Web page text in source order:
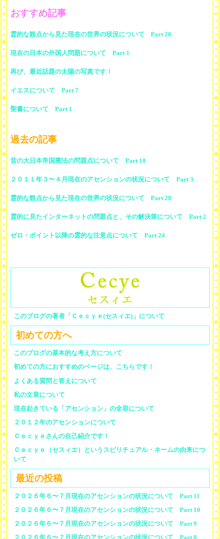
おすすめ記事
霊的な観点から見た現在の世界の状況について Part 20
現在の日本の外国人問題について Part 1
再び、最近話題の太陽の写真です！
イエスについて Part 7
聖書について Part 1
過去の記事
昔の大日本帝国憲法の問題点について Part 18
２０１１年３〜４月現在のアセンションの状況について Part 3
霊的な観点から見た現在の世界の状況について Part 28
霊的に見たインターネットの問題点と、その解決策について Part 2
ゼロ・ポイント以降の霊的な注意点について Part 24
このブログの著者「Ｃｅｃｙｅ(セスィエ)」について
初めての方へ
このブログの基本的な考え方について
初めての方におすすめのページは、こちらです！
よくある質問と答えについて
私の文章について
現在起きている「アセンション」の全容について
２０１２年のアセンションについて
Ｃｅｃｙｅさんの自己紹介です！
Ｃｅｃｙｅ（セスィエ）というスピリチュアル・ネームの由来につ
いて
最近の投稿
２０２６年６〜７月現在のアセンションの状況について Part 11
２０２６年６〜７月現在のアセンションの状況について Part 10
２０２６年６〜７月現在のアセンションの状況について Part 9
２０２６年６〜７月現在のアセンションの状況について Part 8